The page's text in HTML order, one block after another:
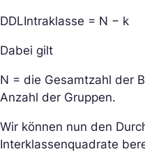
DDLIntraklasse = N − k
Dabei gilt
N = die Gesamtzahl der
Anzahl der Gruppen.
Wir können nun den
Interklassenquadrate